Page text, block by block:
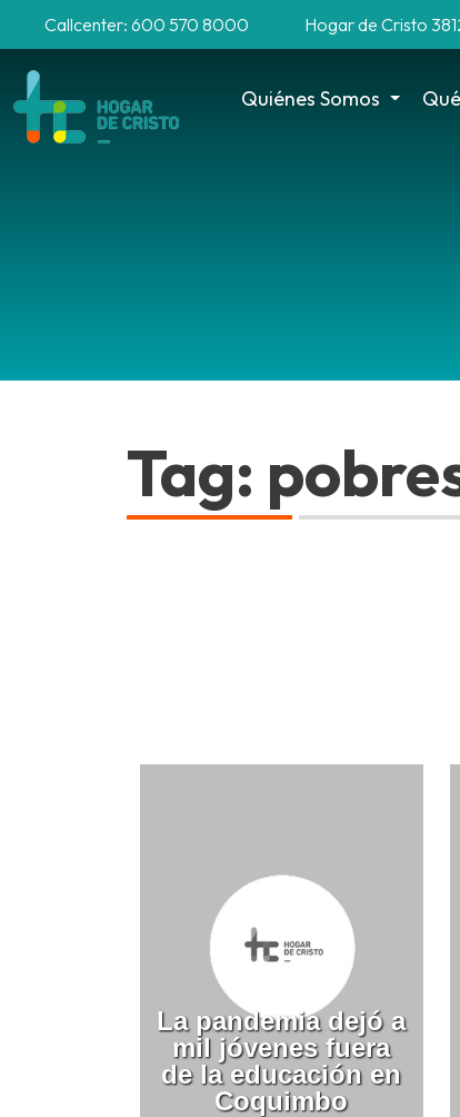
Callcenter: 600 570 8000 Hogar de Cristo
Quiénes Somos
Tag:
La pandemia dejó a
mil jóvenes fuera
de la educación en
Coquimbo